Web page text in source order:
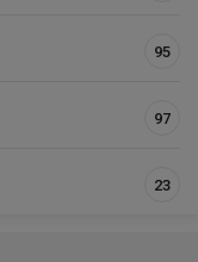
95
97
23